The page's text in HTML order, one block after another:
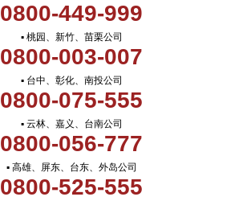
0800-449-999
▪ 桃园、新竹、苗栗公司
0800-003-007
▪ 台中、彰化、南投公司
0800-075-555
▪ 云林、嘉义、台南公司
0800-056-777
▪ 高雄、屏东、台东、外岛公司
0800-525-555